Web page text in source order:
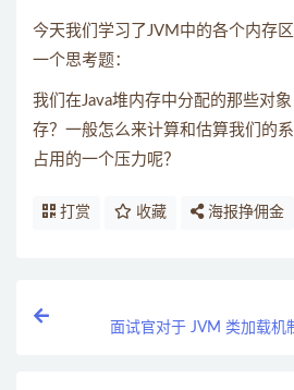
今天我们学习了JVM中的各个内存
一个思考题：
我们在Java堆内存中分配的那些对
存？一般怎么来计算和估算我们的
占用的一个压力呢？
打赏 收藏 海报挣佣金
面试官对于 JVM 类加载机